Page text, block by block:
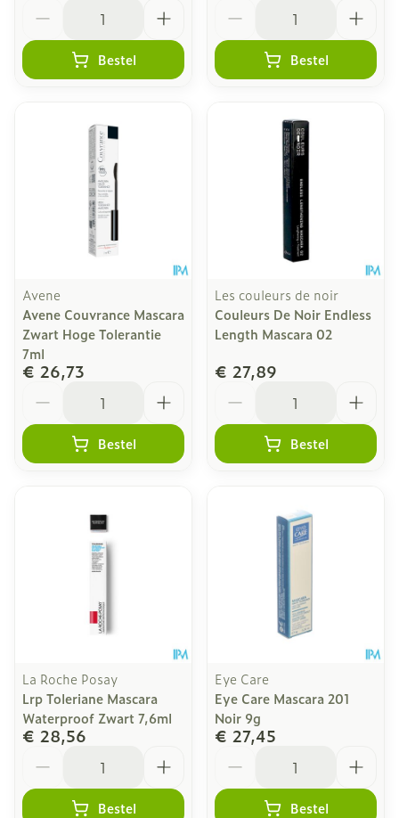
Bestel Bestel
Avene
Avene Couvrance Mascara
Zwart Hoge Tolerantie
7ml
€ 26,73
Bestel
Les couleurs de noir
Couleurs De Noir Endless
Length Mascara 02
€ 27,89
Bestel
La Roche Posay
Lrp Toleriane Mascara
Waterproof Zwart 7,6ml
€ 28,56
Bestel
Eye Care
Eye Care Mascara 201
Noir 9g
€ 27,45
Bestel